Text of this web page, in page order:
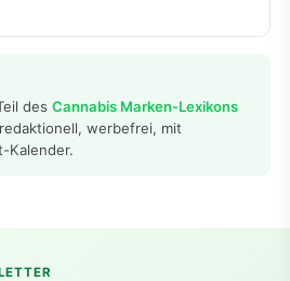
des Cannabis Marken-Lexikons
werbefrei, mit
Kalender.